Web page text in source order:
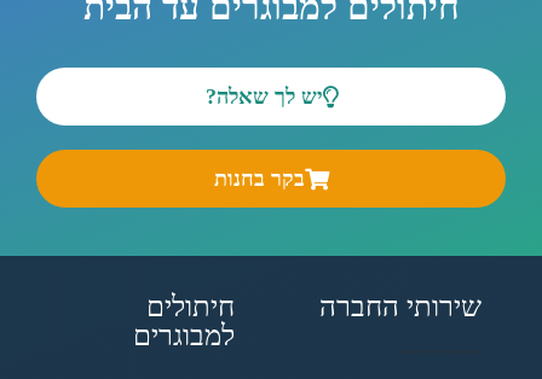
יש לך שאלה?
בקר בחנות
שירותי החברה
חיתולים
למבוגרים